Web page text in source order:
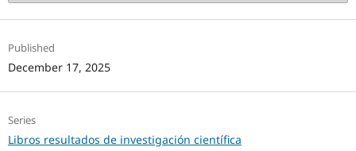
Published
December 17, 2025
Series
Libros resultados de investigación científica